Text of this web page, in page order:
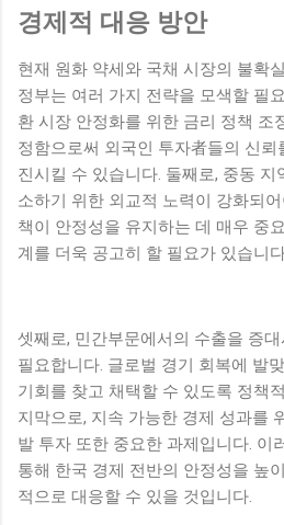
경제적 대응 방안
현재 원화 약세와 국채 시장의 불확
정부는 여러 가지 전략을 모색할 필
환 시장 안정화를 위한 금리 정책 조
정함으로써 외국인 투자者들의 신뢰
진시킬 수 있습니다. 둘째로, 중동
소하기 위한 외교적 노력이 강화되
책이 안정성을 유지하는 데 매우 중
계를 더욱 공고히 할 필요가 있습니
셋째로, 민간부문에서의 수출을 증
필요합니다. 글로벌 경기 회복에 발
기회를 찾고 채택할 수 있도록 정책
지막으로, 지속 가능한 경제 성과를
발 투자 또한 중요한 과제입니다. 이
통해 한국 경제 전반의 안정성을 높
적으로 대응할 수 있을 것입니다.